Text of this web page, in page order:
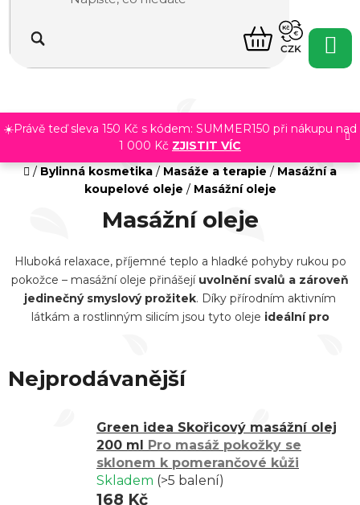
obsah
☀️Právě teď sleva 150 Kč s kódem: SUMMER150 při nákupu nad
1 000 Kč ZJISTIT VÍC
NÁKUPNÍ
KOŠÍK
CZK
Domů
/ Bylinná kosmetika / Masáže a terapie / Masážní a
koupelové oleje / Masážní oleje
Masážní oleje
Hluboká relaxace, příjemné teplo a hladké pohyby rukou po
pokožce – masážní oleje přinášejí uvolnění svalů a zároveň
jedinečný smyslový prožitek. Díky přírodním aktivním
látkám a rostlinným silicím jsou tyto oleje ideální pro
pružnou.
rozdíl od masážních gelů se nanášejí v menším množství.
Vůně a účinné složky promění péči o tělo v dokonalý rituál a
uvolní tělo po náročném dni.
Vyberte si ten pravý olej pro svou pokožku, náladu i potřeby
Nejprodávanější
Green idea Skořicový masážní olej
200 ml Pro masáž pokožky se
sklonem k pomerančové kůži
Skladem (>5 balení)
168 Kč